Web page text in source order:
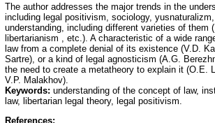
The author addresses the major trends in the
including legal positivism, sociology,
understanding, including different varieties of them
libertarianism , etc.). A characteristic of a wide
law from a complete denial of its existence (V.D.
Sartre), or a kind of legal agnosticism (A.G.
the need to create a metatheory to explain it (O.E.
V.P. Malakhov).
Keywords: understanding of the concept of law,
law, libertarian legal theory, legal positivism.
References: